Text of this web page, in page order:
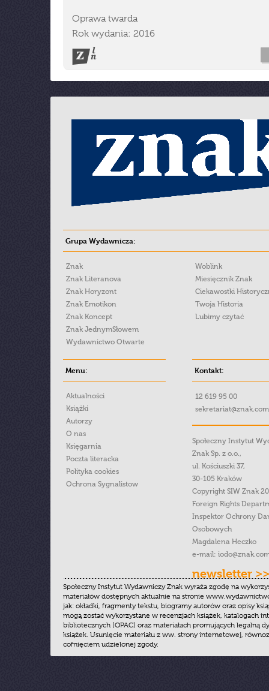
Oprawa twarda
Rok wydania: 2016
Grupa Wydawnicza:
Znak
Znak Literanova
Znak Horyzont
Znak Emotikon
Znak Koncept
Znak JednymSłowem
Wydawnictwo Otwarte
Woblink
Miesięcznik Znak
Ciekawostki
Twoja Historia
Lubimy czytać
Menu:
Aktualności
Książki
Autorzy
O nas
Księgarnia
Poczta literacka
Polityka cookies
Ochrona Sygnalistow
Kontakt:
12 619 95 00
Społeczny Instytut
Znak Sp. z o.o.,
ul. Kościuszki 37,
30-105 Kraków
Copyright SIW Znak
Foreign Rights
Inspektor Ochrony
Osobowych
Magdalena Heczko
e-mail:
newsletter >>
Społeczny Instytut Wydawniczy Znak wyraża zgodę na
materiałów dostępnych aktualnie na stronie
jak: okładki, fragmenty tekstu, biogramy autorów oraz opisy
mogą zostać wykorzystane w recenzjach książek, katalogach
bibliotecznych (OPAC) oraz materiałach promujących legalną
książek. Usunięcie materiału z ww. strony internetowej,
cofnięciem udzielonej zgody.